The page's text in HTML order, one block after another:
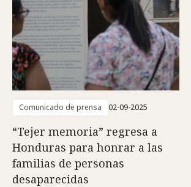
Comunicado de prensa 02-09-2025
“Tejer memoria” regresa a
Honduras para honrar a las
familias de personas
desaparecidas